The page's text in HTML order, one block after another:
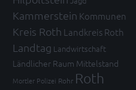
Kammerstein Kommunen
Kreis Roth Landkreis Roth
Landtag Landwirtschaft
Ländlicher Raum Mittelstand
Mortler Polizei Rohr Roth